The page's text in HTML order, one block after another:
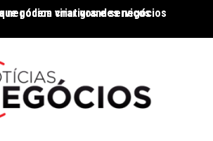
podem virar grandes negócios
negócios criativos e serviços